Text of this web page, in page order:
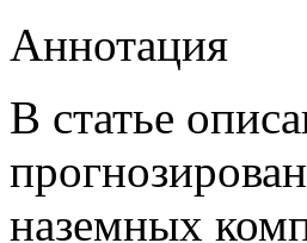
Аннотация
В статье
наземных